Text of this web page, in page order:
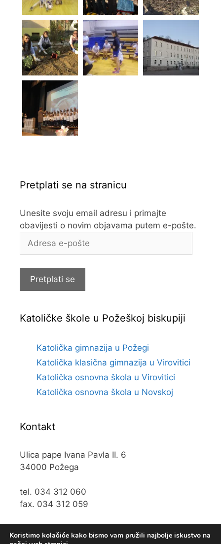
Pretplati se na stranicu
Unesite svoju email adresu i primajte
obavijesti o novim objavama putem e-pošte.
Adresa
Pretplati se
Katoličke škole u Požeškoj biskupiji
Katolička gimnazija u Požegi
Katolička klasična gimnazija u Virovitici
Katolička osnovna škola u Virovitici
Katolička osnovna škola u Novskoj
Kontakt
Ulica pape Ivana Pavla II. 6
34000 Požega
tel. 034 312 060
fax. 034 312 059
Koristimo kolačiće kako bismo vam pružili najbolje iskustvo na